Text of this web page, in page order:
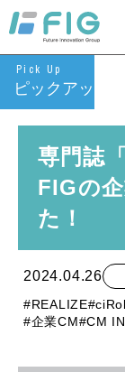
Pick Up
ピックアップ
専門誌
FIGの
た！
2024.04.26
#REALIZE
#企業CM#CM